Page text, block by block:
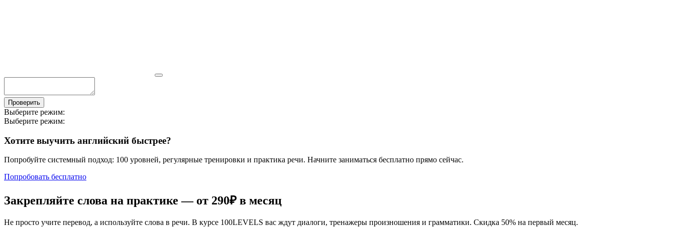
Проверить
Выберите режим:
Выберите режим:
Хотите выучить английский быстрее?
Попробуйте системный подход: 100 уровней, регулярные тренировки и практика речи. Начните заниматься бесплатно прямо сейчас.
Попробовать бесплатно
Закрепляйте слова на практике — от 290₽ в месяц
Не просто учите перевод, а используйте слова в речи. В курсе 100LEVELS вас ждут диалоги, тренажеры произношения и грамматики. Скидка 50% на первый месяц.